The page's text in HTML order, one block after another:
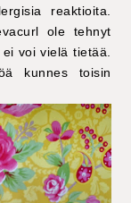
reaktioita.
ole tehnyt
voi vielä tietää.
kunnes toisin